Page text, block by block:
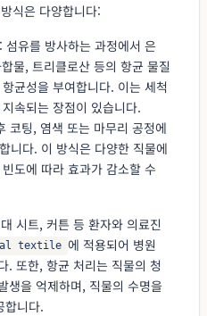
식은 다양합니다:
: 섬유를 방사하는 과정에서 은
물, 트리클로산 등의 항균 물질
균성을 부여합니다. 이는 세척
속되는 장점이 있습니다.
코팅, 염색 또는 마무리 공정에
니다. 이 방식은 다양한 직물에
도에 따라 효과가 감소할 수
시트, 커튼 등 환자와 의료진
textile 에 적용되어 병원
. 또한, 항균 처리는 직물의 청
생을 억제하며, 직물의 수명을
합니다.